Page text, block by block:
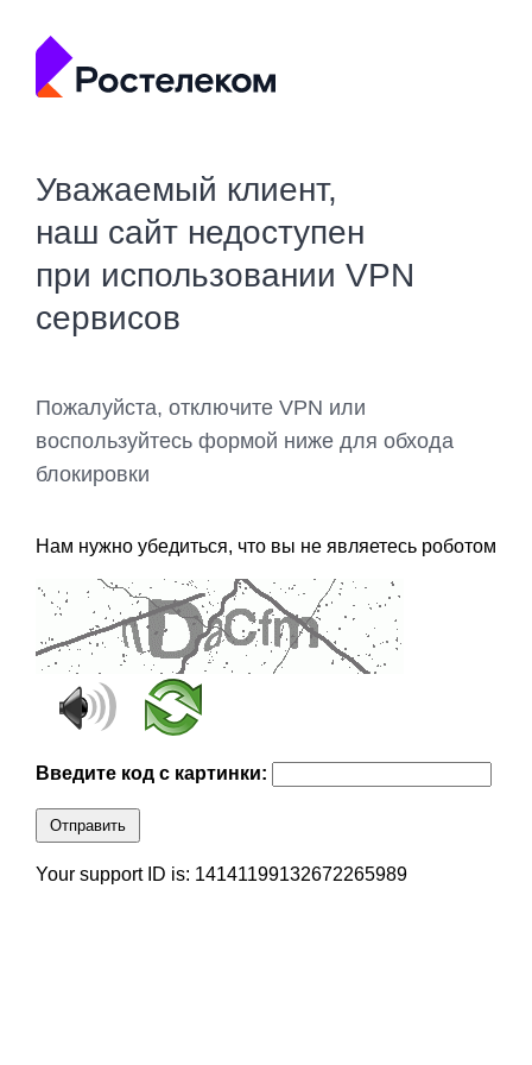
Уважаемый клиент,
наш сайт недоступен
при использовании VPN
сервисов
Пожалуйста, отключите VPN или
воспользуйтесь формой ниже для обхода
блокировки
Нам нужно убедиться, что вы не являетесь роботом
Введите код с картинки:
Отправить
Your support ID is: 14141199132672265989